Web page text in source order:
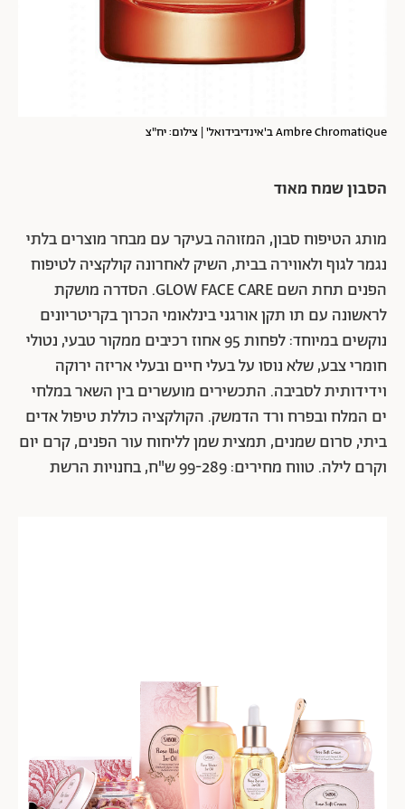
Ambre ChromatiQue ב'אינדיבידואל' | צילום: יח"צ
הסבון שמח מאוד
מותג הטיפוח סבון, המזוהה בעיקר עם מבחר מוצרים בלתי
נגמר לגוף ולאווירה בבית, השיק לאחרונה קולקציה לטיפוח
הפנים תחת השם GLOW FACE CARE. הסדרה מושקת
לראשונה עם תו תקן אורגני בינלאומי הכרוך בקריטריונים
נוקשים במיוחד: לפחות 95 אחוז רכיבים ממקור טבעי, נטולי
חומרי צבע, שלא נוסו על בעלי חיים ובעלי אריזה ירוקה
וידידותית לסביבה. התכשירים מועשרים בין השאר במלחי
ים המלח ובפרח ורד הדמשק. הקולקציה כוללת טיפול אדים
ביתי, סרום שמנים, תמצית שמן לליחוח עור הפנים, קרם יום
וקרם לילה. טווח מחירים: 99-289 ש"ח, בחנויות הרשת